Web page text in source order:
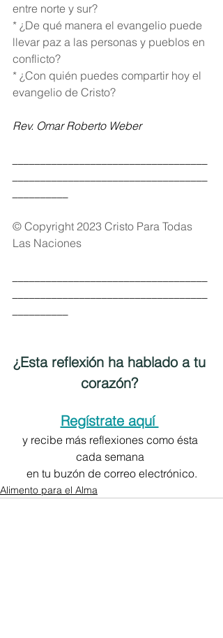
entre norte y sur?
* ¿De qué manera el evangelio puede
llevar paz a las personas y pueblos en
conflicto?
* ¿Con quién puedes compartir hoy el
evangelio de Cristo?
Rev. Omar Roberto Weber
© Copyright 2023 Cristo Para Todas
Las Naciones
¿Esta reflexión ha hablado a tu
corazón?
Regístrate aquí
y recibe más reflexiones como ésta
cada semana
en tu buzón de correo electrónico.
Alimento para el Alma